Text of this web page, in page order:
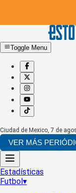
Toggle Menu
Ciudad de Mexico, 7 de
VER MÁS
Estadísticas
Futbol▾